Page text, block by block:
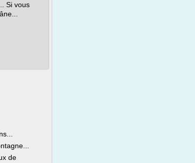
Si vous
de